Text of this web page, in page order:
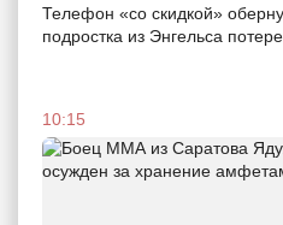
Телефон «со скидкой»
подростка из Энгельса
10:15